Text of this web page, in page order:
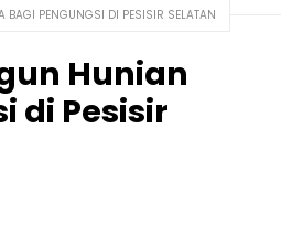
BAGI PENGUNGSI DI PESISIR SELATAN
Hunian
di Pesisir